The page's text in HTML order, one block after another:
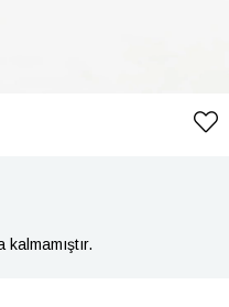
kalmamıştır.